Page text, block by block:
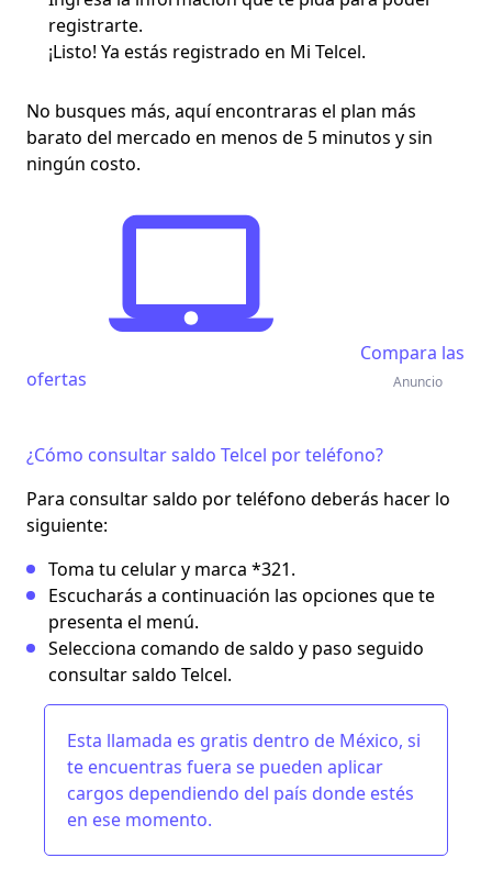
registrarte.
¡Listo! Ya estás registrado en Mi Telcel.
No busques más, aquí encontraras el plan más
barato del mercado en menos de 5 minutos y sin
ningún costo.
Compara las
ofertas
Anuncio
¿Cómo consultar saldo Telcel por teléfono?
Para consultar saldo por teléfono deberás hacer lo
siguiente:
Toma tu celular y marca *321.
Escucharás a continuación las opciones que te
presenta el menú.
Selecciona comando de saldo y paso seguido
consultar saldo Telcel.
Esta llamada es gratis dentro de México, si
te encuentras fuera se pueden aplicar
cargos dependiendo del país donde estés
en ese momento.